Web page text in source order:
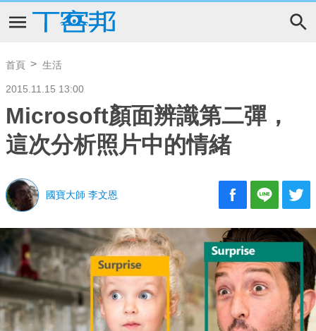
首頁 生活
2015.11.15 13:00
Microsoft顏面辨識第二彈，
這次分析照片中的情緒
國寶大師 李文恩